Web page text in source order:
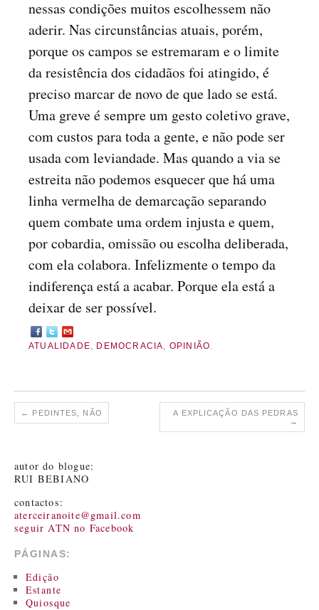
nessas condições muitos escolhessem não
aderir. Nas circunstâncias atuais, porém,
porque os campos se estremaram e o limite
da resistência dos cidadãos foi atingido, é
preciso marcar de novo de que lado se está.
Uma greve é sempre um gesto coletivo grave,
com custos para toda a gente, e não pode ser
usada com leviandade. Mas quando a via se
estreita não podemos esquecer que há uma
linha vermelha de demarcação separando
quem combate uma ordem injusta e quem,
por cobardia, omissão ou escolha deliberada,
com ela colabora. Infelizmente o tempo da
indiferença está a acabar. Porque ela está a
deixar de ser possível.
ATUALIDADE DEMOCRACIA OPINIÃO
← PEDINTES, NÃO
A EXPLICAÇÃO DAS PEDRAS
→
autor do blogue:
RUI BEBIANO
contactos:
aterceiranoite@gmail.com
seguir ATN no Facebook
PÁGINAS:
Edição
Estante
Quiosque